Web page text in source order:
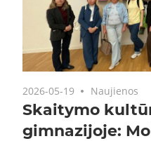
2026-05-19 Naujienos
Skaitymo
gimnazijoje: